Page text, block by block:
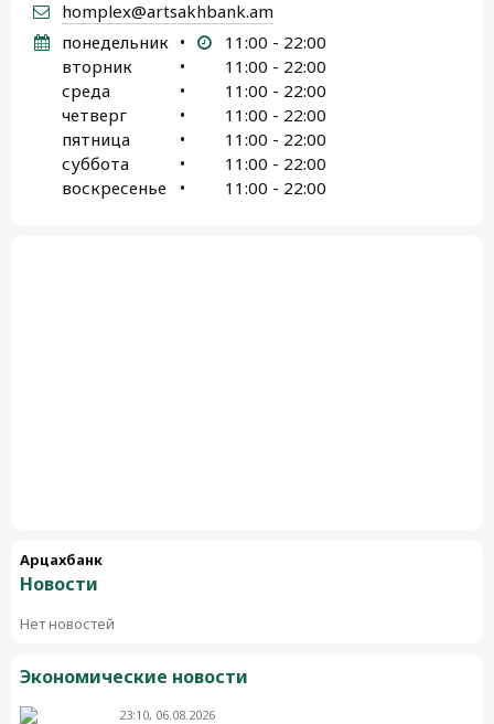
homplex@artsakhbank.am
понедельник •
11:00 - 22:00
вторник
•
11:00 - 22:00
среда
•
11:00 - 22:00
четверг
•
11:00 - 22:00
пятница
•
11:00 - 22:00
суббота
•
11:00 - 22:00
воскресенье
• 11:00 - 22:00
Арцахбанк
Новости
Нет новостей
Экономические новости
23:10, 06.08.2026